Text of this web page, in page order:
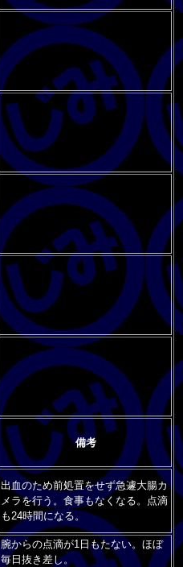
備考
出血のため前処置をせず急遽大腸カ
メラを行う。食事もなくなる。点滴
も24時間になる。
腕からの点滴が1日もたない。ほぼ
毎日抜き差し。